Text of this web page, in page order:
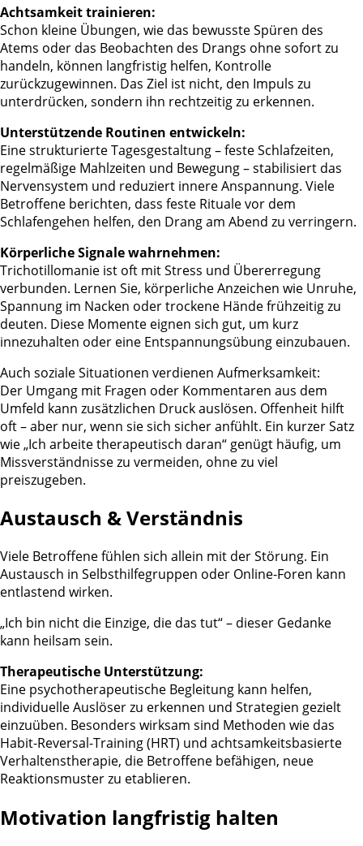
Achtsamkeit trainieren:
Schon kleine Übungen, wie das bewusste Spüren des
Atems oder das Beobachten des Drangs ohne sofort zu
handeln, können langfristig helfen, Kontrolle
zurückzugewinnen. Das Ziel ist nicht, den Impuls zu
unterdrücken, sondern ihn rechtzeitig zu erkennen.
Unterstützende Routinen entwickeln:
Eine strukturierte Tagesgestaltung – feste Schlafzeiten,
regelmäßige Mahlzeiten und Bewegung – stabilisiert das
Nervensystem und reduziert innere Anspannung. Viele
Betroffene berichten, dass feste Rituale vor dem
Schlafengehen helfen, den Drang am Abend zu verringern.
Körperliche Signale wahrnehmen:
Trichotillomanie ist oft mit Stress und Übererregung
verbunden. Lernen Sie, körperliche Anzeichen wie Unruhe,
Spannung im Nacken oder trockene Hände frühzeitig zu
deuten. Diese Momente eignen sich gut, um kurz
innezuhalten oder eine Entspannungsübung einzubauen.
Auch soziale Situationen verdienen Aufmerksamkeit:
Der Umgang mit Fragen oder Kommentaren aus dem
Umfeld kann zusätzlichen Druck auslösen. Offenheit hilft
oft – aber nur, wenn sie sich sicher anfühlt. Ein kurzer Satz
wie „Ich arbeite therapeutisch daran“ genügt häufig, um
Missverständnisse zu vermeiden, ohne zu viel
preiszugeben.
Austausch & Verständnis
Viele Betroffene fühlen sich allein mit der Störung. Ein
Austausch in Selbsthilfegruppen oder Online-Foren kann
entlastend wirken.
„Ich bin nicht die Einzige, die das tut“ – dieser Gedanke
kann heilsam sein.
Therapeutische Unterstützung:
Eine psychotherapeutische Begleitung kann helfen,
individuelle Auslöser zu erkennen und Strategien gezielt
einzuüben. Besonders wirksam sind Methoden wie das
Habit-Reversal-Training (HRT) und achtsamkeitsbasierte
Verhaltenstherapie, die Betroffene befähigen, neue
Reaktionsmuster zu etablieren.
Motivation langfristig halten